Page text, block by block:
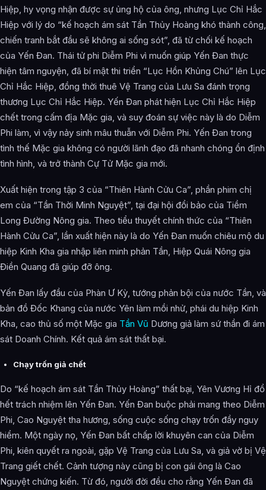
Hiệp, hy vọng nhận được sự ủng hộ của ông, nhưng Lục Chỉ Hắc
Hiệp với lý do “kế hoạch ám sát Tần Thủy Hoàng khó thành công,
chiến tranh bắt đầu sẽ không ai sống sót”, đã từ chối kế hoạch
của Yến Đan. Thái tử phi Diễm Phi vì muốn giúp Yến Đan thực
hiện tâm nguyện, đã bí mật thi triển “Lục Hồn Khủng Chú” lên Lục
Chỉ Hắc Hiệp, đồng thời thuê Vệ Trang của Lưu Sa đánh trọng
thương Lục Chỉ Hắc Hiệp. Yến Đan phát hiện Lục Chỉ Hắc Hiệp
chết trong cấm địa Mặc gia, và suy đoán sự việc này là do Diễm
Phi làm, vì vậy nảy sinh mâu thuẫn với Diễm Phi. Yến Đan trong
tình thế Mặc gia không có người lãnh đạo đã nhanh chóng ổn định
tình hình, và trở thành Cự Tử Mặc gia mới.
Xuất hiện trong tập 3 của “Thiên Hành Cửu Ca”, phần phim chị
em của “Tần Thời Minh Nguyệt”, tại đại hội đổi bảo của Tiềm
Long Đường Nông gia. Theo tiểu thuyết chính thức của “Thiên
Hành Cửu Ca”, lần xuất hiện này là do Yến Đan muốn chiêu mộ du
hiệp Kinh Kha gia nhập liên minh phản Tần, Hiệp Quái Nông gia
Điền Quang đã giúp đỡ ông.
Yến Đan lấy đầu của Phàn Ư Kỳ, tướng phản bội của nước Tần, và
bản đồ Đốc Khang của nước Yên làm mồi nhử, phái du hiệp Kinh
Kha, cao thủ số một Mặc gia Tần Vũ Dương giả làm sứ thần đi ám
sát Doanh Chính. Kết quả ám sát thất bại.
Chạy trốn giả chết
Do “kế hoạch ám sát Tần Thủy Hoàng” thất bại, Yên Vương Hỉ đổ
hết trách nhiệm lên Yến Đan. Yến Đan buộc phải mang theo Diễm
Phi, Cao Nguyệt tha hương, sống cuộc sống chạy trốn đầy nguy
hiểm. Một ngày nọ, Yến Đan bất chấp lời khuyên can của Diễm
Phi, kiên quyết ra ngoài, gặp Vệ Trang của Lưu Sa, và giả vờ bị Vệ
Trang giết chết. Cảnh tượng này cũng bị con gái ông là Cao
Nguyệt chứng kiến. Từ đó, người đời đều cho rằng Yến Đan đã